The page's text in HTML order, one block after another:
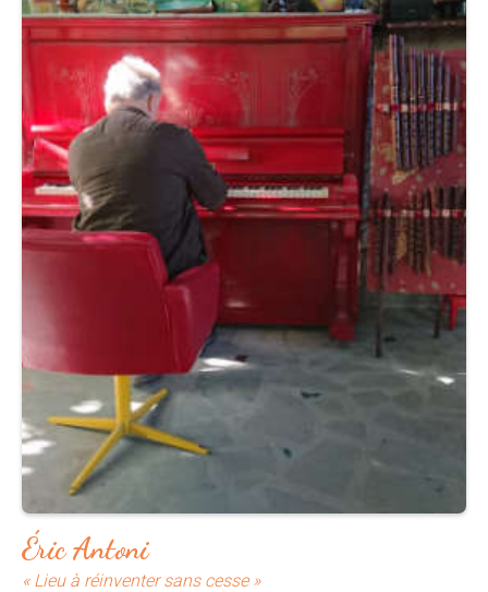
Éric Antoni
« Lieu à réinventer sans cesse »